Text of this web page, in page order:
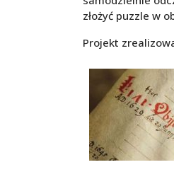
złożyć puzzle w
Projekt